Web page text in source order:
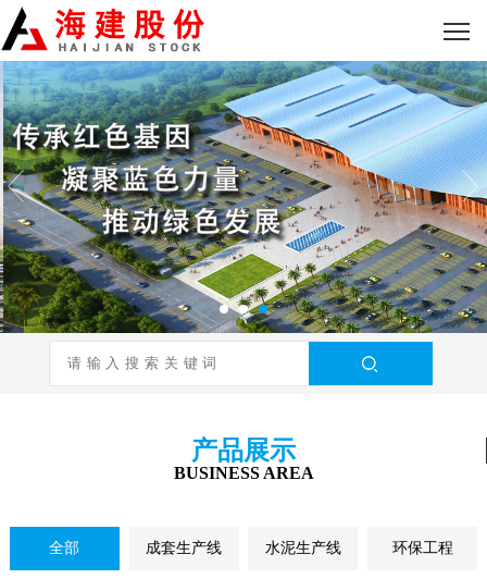
产品展示
BUSINESS AREA
全部 成套生产线 水泥生产线 环保工程